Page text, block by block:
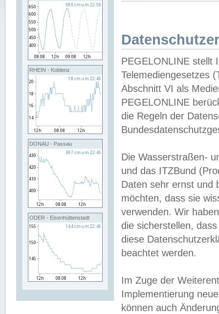
RHEIN - Koblenz
DONAU - Passau
ODER - Eisenhüttenstadt
PEGELONLINE stellt
Telemediengesetzes
Abschnitt VI als
PEGELONLINE
die Regeln der
Die Wasserstraßen-
und das ITZBund
Daten sehr ernst und
möchten, dass sie
verwenden. Wir
die sicherstellen,
diese
beachtet werden.
Im Zuge der
Implementierung
können auch